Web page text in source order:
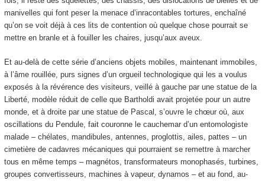
manivelles qui font peser la menace d’inracontables tortures, enchaîné
qu’on se voit déjà à ces lits de contention où quelque chose pourrait se
mettre en branle et à fouiller les chaires, jusqu’aux aveux.
Et au-delà de cette série d’anciens objets mobiles, maintenant immobiles,
à l’âme rouillée, purs signes d’un orgueil technologique qui les a voulus
exposés à la révérence des visiteurs, veillé à gauche par une statue de la
Liberté, modèle réduit de celle que Bartholdi avait projetée pour un autre
monde, et à droite par une statue de Pascal, s’ouvre le chœur où, aux
oscillations du Pendule, fait couronne le cauchemar d’un entomologiste
malade – chélates, mandibules, antennes, proglottis, ailes, pattes – un
cimetière de cadavres mécaniques qui pourraient se remettre à marcher
tous en même temps – magnétos, transformateurs monophasés, turbines,
groupes convertisseurs, machines à vapeur, dynamos – et au fond, au-